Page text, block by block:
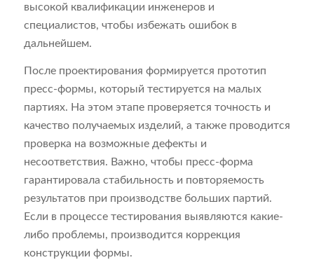
высокой квалификации инженеров и
специалистов, чтобы избежать ошибок в
дальнейшем.
После проектирования формируется прототип
пресс-формы, который тестируется на малых
партиях. На этом этапе проверяется точность и
качество получаемых изделий, а также проводится
проверка на возможные дефекты и
несоответствия. Важно, чтобы пресс-форма
гарантировала стабильность и повторяемость
результатов при производстве больших партий.
Если в процессе тестирования выявляются какие-
либо проблемы, производится коррекция
конструкции формы.